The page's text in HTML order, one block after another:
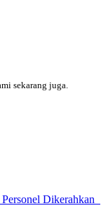
sekarang juga.
Dikerahkan